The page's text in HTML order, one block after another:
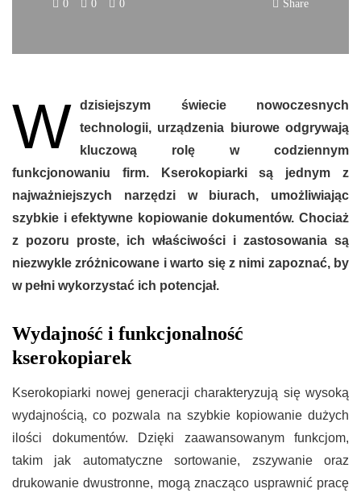
0 0 0 Share
W dzisiejszym świecie nowoczesnych
technologii, urządzenia biurowe odgrywają
kluczową rolę w codziennym
funkcjonowaniu firm. Kserokopiarki są jednym z
najważniejszych narzędzi w biurach, umożliwiając
szybkie i efektywne kopiowanie dokumentów. Chociaż
z pozoru proste, ich właściwości i zastosowania są
niezwykle zróżnicowane i warto się z nimi zapoznać, by
w pełni wykorzystać ich potencjał.
Wydajność i funkcjonalność
kserokopiarek
Kserokopiarki nowej generacji charakteryzują się wysoką
wydajnością, co pozwala na szybkie kopiowanie dużych
ilości dokumentów. Dzięki zaawansowanym funkcjom,
takim jak automatyczne sortowanie, zszywanie oraz
drukowanie dwustronne, mogą znacząco usprawnić pracę